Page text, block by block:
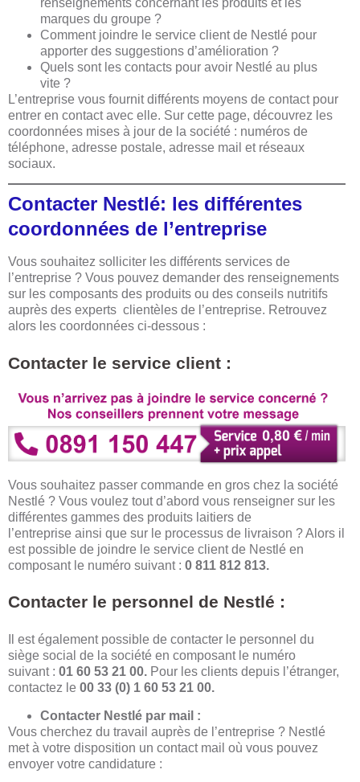
renseignements concernant les produits et les
marques du groupe ?
Comment joindre le service client de Nestlé pour
apporter des suggestions d’amélioration ?
Quels sont les contacts pour avoir Nestlé au plus
vite ?
L’entreprise vous fournit différents moyens de contact pour
entrer en contact avec elle. Sur cette page, découvrez les
coordonnées mises à jour de la société : numéros de
téléphone, adresse postale, adresse mail et réseaux
sociaux.
Contacter Nestlé: les différentes
coordonnées de l’entreprise
Vous souhaitez solliciter les différents services de
l’entreprise ? Vous pouvez demander des renseignements
sur les composants des produits ou des conseils nutritifs
auprès des experts clientèles de l’entreprise. Retrouvez
alors les coordonnées ci-dessous :
Contacter le service client :
Vous souhaitez passer commande en gros chez la société
Nestlé ? Vous voulez tout d’abord vous renseigner sur les
différentes gammes des produits laitiers de
l’entreprise ainsi que sur le processus de livraison ? Alors il
est possible de joindre le service client de Nestlé en
composant le numéro suivant : 0 811 812 813.
Contacter le personnel de Nestlé :
Il est également possible de contacter le personnel du
siège social de la société en composant le numéro
suivant : 01 60 53 21 00. Pour les clients depuis l’étranger,
contactez le 00 33 (0) 1 60 53 21 00.
Contacter Nestlé par mail :
Vous cherchez du travail auprès de l’entreprise ? Nestlé
met à votre disposition un contact mail où vous pouvez
envoyer votre candidature :